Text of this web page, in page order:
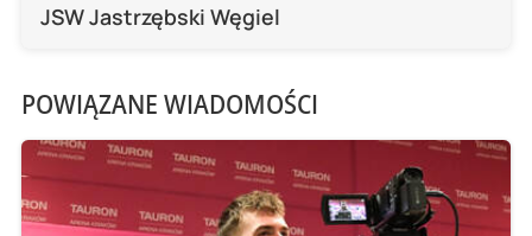
JSW Jastrzębski Węgiel
POWIĄZANE WIADOMOŚCI